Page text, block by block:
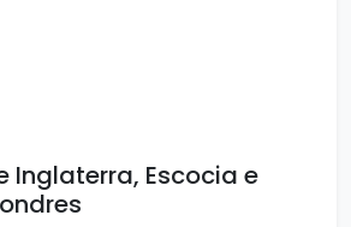
Inglaterra, Escocia e